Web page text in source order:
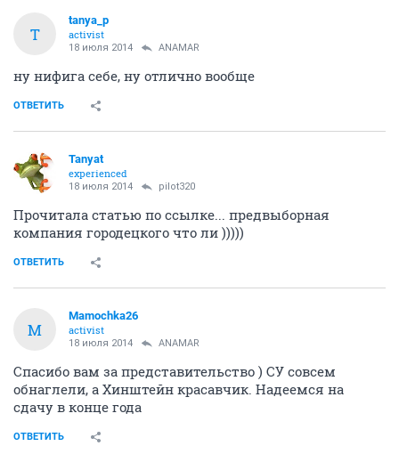
T
tanya_p
activist
18 июля 2014 ANAMAR
ну нифига себе, ну отлично вообще
ОТВЕТИТЬ
Tanyat
experienced
18 июля 2014 pilot320
Прочитала статью по ссылке... предвыборная
компания городецкого что ли )))))
ОТВЕТИТЬ
M
Mamochka26
activist
18 июля 2014 ANAMAR
Спасибо вам за представительство ) СУ совсем
обнаглели, а Хинштейн красавчик. Надеемся на
сдачу в конце года
ОТВЕТИТЬ